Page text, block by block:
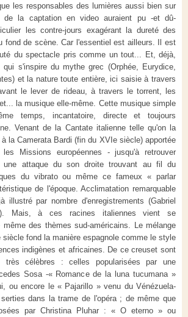
les responsables des lumières aussi bien sur
de la captation en video auraient pu -et dû-
les contre-jours exagérant la dureté des
fond de scène. Car l'essentiel est ailleurs. Il est
du spectacle pris comme un tout... Et, déjà,
s'inspire du mythe grec (Orphée, Eurydice,
et la nature toute entière, ici saisie à travers
le lever de rideau, à travers le torrent, les
la musique elle-même. Cette musique simple
temps, incantatoire, directe et toujours
Venant de la Cantate italienne telle qu'on la
la Camerata Bardi (fin du XVIe siècle) apportée
Missions européennes - jusqu'à retrouver
une attaque du son droite trouvant au fil du
du vibrato ou même ce fameux « parlar
de l'époque. Acclimatation remarquable
illustré par nombre d'enregistrements (Gabriel
Mais, à ces racines italiennes vient se
même des thèmes sud-américains. Le mélange
siècle fond la manière espagnole comme le style
indigènes et africaines. De ce creuset sont
très célèbres : celles popularisées par une
Sosa -« Romance de la luna tucumana »
ou encore le « Pajarillo » venu du Vénézuela-
dans la trame de l'opéra ; de même que
par Christina Pluhar : « O eterno » ou